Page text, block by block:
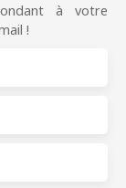
à votre
!